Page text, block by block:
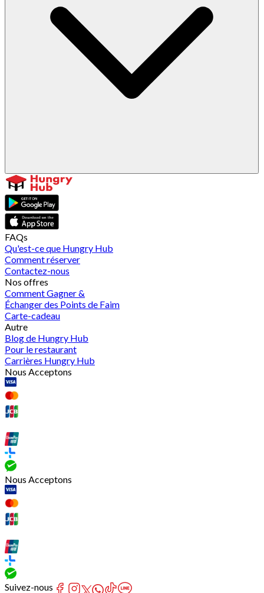
FAQs
Qu'est-ce que Hungry Hub
Comment réserver
Contactez-nous
Nos offres
Comment Gagner &
Échanger des Points de Faim
Carte-cadeau
Autre
Blog de Hungry Hub
Pour le restaurant
Carrières Hungry Hub
Nous Acceptons
Nous Acceptons
Suivez-nous